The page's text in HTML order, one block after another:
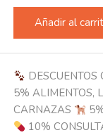
Añadir al
DESCUENTOS
5% ALIMENTOS,
CARNAZAS
10%